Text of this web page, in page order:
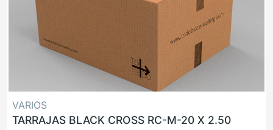
VARIOS
TARRAJAS BLACK CROSS RC-M-20 X 2.50